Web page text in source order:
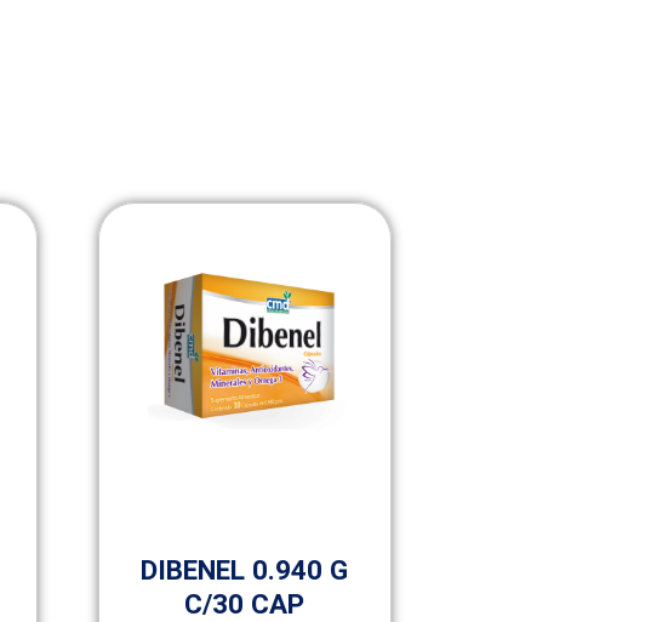
DIBENEL 0.940 G
C/30 CAP